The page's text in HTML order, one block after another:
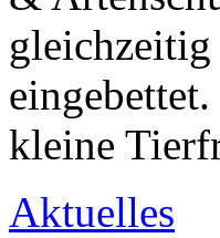
gleichzeitig
kleine
Aktuelles